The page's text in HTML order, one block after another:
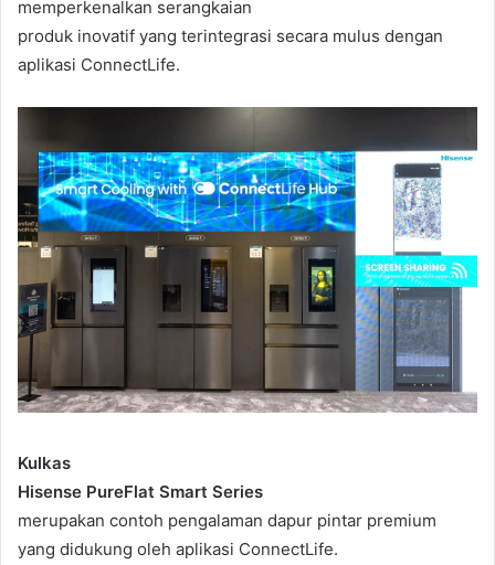
memperkenalkan serangkaian
produk inovatif yang terintegrasi secara mulus dengan
aplikasi ConnectLife.
Kulkas
Hisense PureFlat Smart Series
merupakan contoh pengalaman dapur pintar premium
yang didukung oleh aplikasi ConnectLife.